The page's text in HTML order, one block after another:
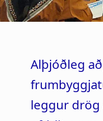
Alþjóðleg
leggur